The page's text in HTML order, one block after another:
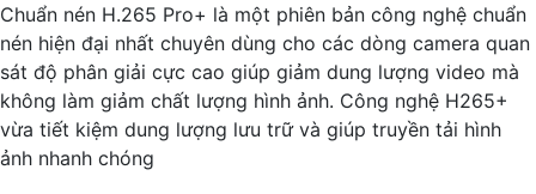
an toàn.
Chuẩn nén H.265 Pro+ là một phiên bản công nghệ chuẩn
nén hiện đại nhất chuyên dùng cho các dòng camera quan
sát độ phân giải cực cao giúp giảm dung lượng video mà
không làm giảm chất lượng hình ảnh. Công nghệ H265+
vừa tiết kiệm dung lượng lưu trữ và giúp truyền tải hình
ảnh nhanh chóng